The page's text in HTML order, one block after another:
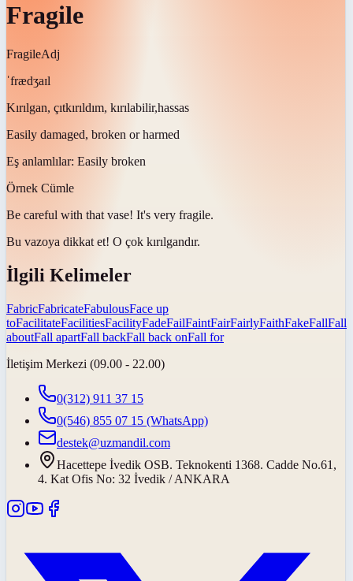
Fragile
FragileAdj
ˈfrædʒaɪl
Kırılgan, çıtkırıldım, kırılabilir,hassas
Easily damaged, broken or harmed
Eş anlamlılar: Easily broken
Örnek Cümle
Be careful with that vase! It's very fragile.
Bu vazoya dikkat et! O çok kırılgandır.
İlgili Kelimeler
FabricFabricateFabulousFace up
toFacilitateFacilitiesFacilityFadeFailFaintFairFairlyFaithFakeFallFall
aboutFall apartFall backFall back onFall for
İletişim Merkezi (09.00 - 22.00)
0(312) 911 37 15
0(546) 855 07 15 (WhatsApp)
destek@uzmandil.com
Hacettepe İvedik OSB. Teknokenti 1368. Cadde No.61,
4. Kat Ofis No: 32 İvedik / ANKARA